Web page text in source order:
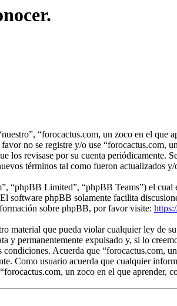
“forocactus.com, un zoco en el que
no se registre y/o use “forocactus.com,
los revisase por su cuenta periódicamente.
términos tal como fueron actualizados
“phpBB Limited”, “phpBB Teams”) el cual
software phpBB solamente facilita
sobre phpBB, por favor visite:
material que pueda violar cualquier ley de
y permanentemente expulsado y, si lo
Acuerda que “forocactus.com,
Como usuario acuerda que cualquier
un zoco en el que aprender,